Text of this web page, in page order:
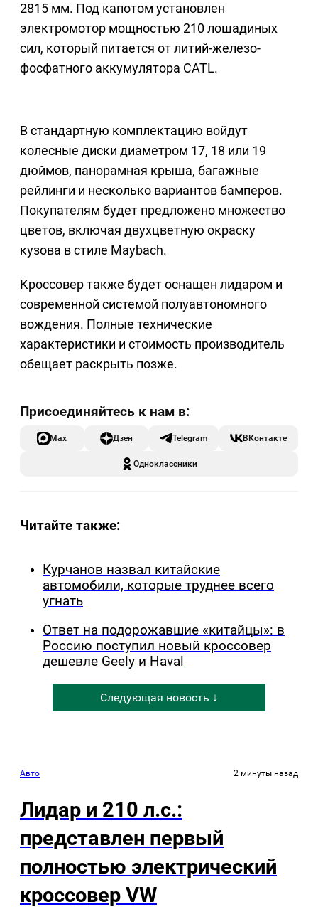
2815 мм. Под капотом установлен
электромотор мощностью 210 лошадиных
сил, который питается от литий-железо-
фосфатного аккумулятора CATL.
В стандартную комплектацию войдут
колесные диски диаметром 17, 18 или 19
дюймов, панорамная крыша, багажные
рейлинги и несколько вариантов бамперов.
Покупателям будет предложено множество
цветов, включая двухцветную окраску
кузова в стиле Maybach.
Кроссовер также будет оснащен лидаром и
современной системой полуавтономного
вождения. Полные технические
характеристики и стоимость производитель
обещает раскрыть позже.
Max Дзен Telegram ВКонтакте
Одноклассники
Читайте также:
Курчанов назвал китайские
автомобили, которые труднее всего
угнать
Ответ на подорожавшие «китайцы»: в
Россию поступил новый кроссовер
дешевле Geely и Haval
Следующая новость ↓
Авто 2 минуты назад
Лидар и 210 л.с.:
представлен первый
полностью электрический
кроссовер VW